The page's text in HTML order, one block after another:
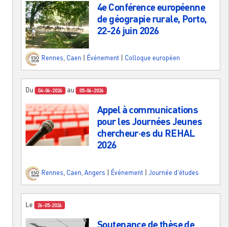
4e Conférence européenne
de géograpie rurale, Porto,
22-26 juin 2026
Rennes, Caen Événement Colloque européen
Du 04-06-2026 au 05-06-2026
Appel à communications
pour les Journées Jeunes
chercheur·es du REHAL
2026
Rennes Caen Angers Événement Journée d'études
Le 26-05-2026
Soutenance de thèse de